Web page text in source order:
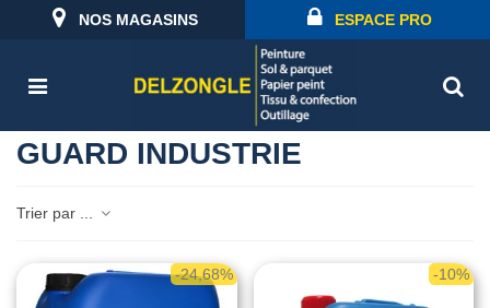
NOS MAGASINS ESPACE PRO
GUARD INDUSTRIE
Trier par ...
-24,68% -10%